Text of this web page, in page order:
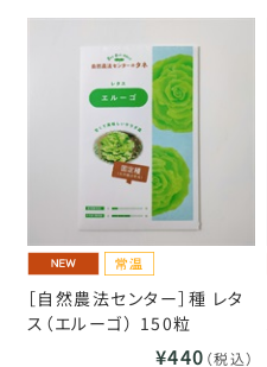
［自然農法センター］種 レタ
ス（エルーゴ） 150粒
¥440 （税込）